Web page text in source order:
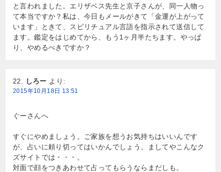
と言われました。エリザベス先生と京子さんが、同一人物っ
て本当ですか？私は、今日もメールがきて「金運が上がって
います」ときて、スピリチュアル言語を指示されて送信して
ます。鑑定をはじめてから、もう1ヶ月半たちます。やっぱ
り、やめるべきですか？
しろー より:
2015年10月18日 13:51
ぐーさんへ
すぐにやめましょう。ご家族を想うお気持ちはいいんです
が、占いに頼り切ってはいかんでしょう。ましてやこんなク
ズサイトでは・・・。
対面で顔をつきあわせて占ってもらうならまだしも。